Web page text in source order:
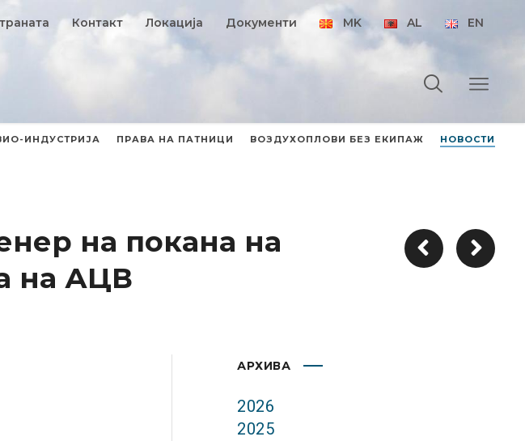
Контакт Локација Документи MK AL EN
ИНДУСТРИЈА ПРАВА НА ПАТНИЦИ ВОЗДУХОПЛОВИ БЕЗ ЕКИПАЖ НОВОСТИ
на покана на
на АЦВ
АРХИВА
2026
2025